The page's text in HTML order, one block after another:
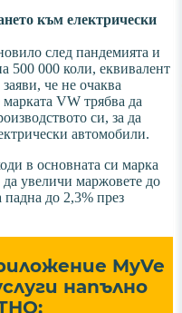
към електрически
след пандемията и
500 000 коли, еквивалент
че не очаква
VW трябва да
си, за да
автомобили.
в основната си марка
увеличи маржовете до
до 2,3% през
MyVe
напълно